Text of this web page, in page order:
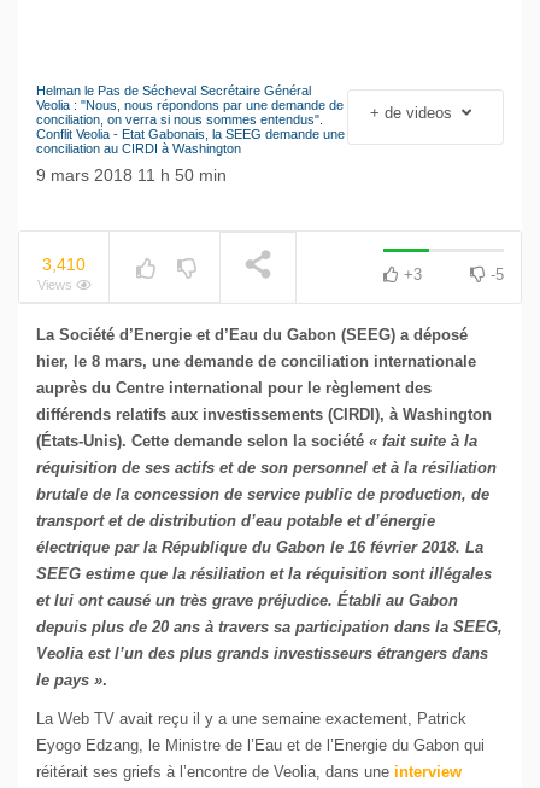
NOW PLAYING
Le séisme industriel
Volkswagen
Helman le Pas de Sécheval Secrétaire Général
Veolia : "Nous, nous répondons par une demande de
conciliation, on verra si nous sommes entendus".
Conflit Veolia - Etat Gabonais, la SEEG demande une
conciliation au CIRDI à Washington
9 mars 2018 11 h 50 min
+ de videos
3,410
Views
+3 -5
La Société d’Energie et d’Eau du Gabon (SEEG) a déposé
hier, le 8 mars, une demande de conciliation internationale
auprès du Centre international pour le règlement des
différends relatifs aux investissements (CIRDI), à Washington
(États-Unis). Cette demande selon la société « fait suite à la
réquisition de ses actifs et de son personnel et à la résiliation
brutale de la concession de service public de production, de
transport et de distribution d’eau potable et d’énergie
électrique par la République du Gabon le 16 février 2018. La
SEEG estime que la résiliation et la réquisition sont illégales
et lui ont causé un très grave préjudice. Établi au Gabon
depuis plus de 20 ans à travers sa participation dans la SEEG,
Veolia est l’un des plus grands investisseurs étrangers dans
le pays ».
La Web TV avait reçu il y a une semaine exactement, Patrick
Eyogo Edzang, le Ministre de l’Eau et de l’Energie du Gabon qui
réitérait ses griefs à l’encontre de Veolia, dans une interview